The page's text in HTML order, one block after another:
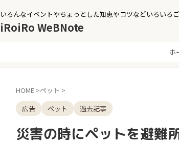
いろんなイベントやちょっとした知恵やコツなどいろいろ
iRoiRo WeBNote
ホ
HOME >ペット >
広告
ペット 過去記事
災害の時にペットを避難